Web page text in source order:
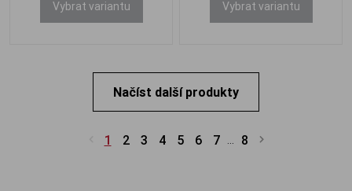
Vybrat variantu Vybrat variantu
Načíst další produkty
1 2 3 4 5 6 7 ... 8